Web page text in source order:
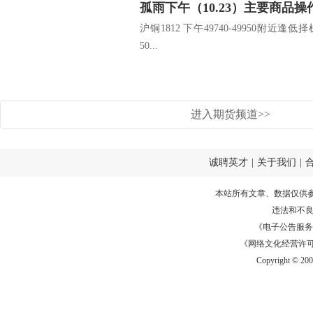
孤雨下午（10.23）主要商品操
沪铜1812 下午49740-49950附近逢低
50...
进入期货频道>>
诚聘英才 关于我们
本站所有文章、数据仅供
违法和不
《电子公告服务
《网络文化经营许
Copyright ©